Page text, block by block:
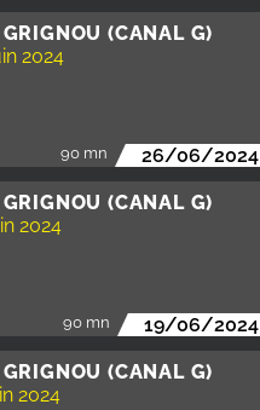
GRIGNOU (CANAL G)
2024
90 mn 26/06/2024
GRIGNOU (CANAL G)
2024
90 mn 19/06/2024
GRIGNOU (CANAL G)
2024